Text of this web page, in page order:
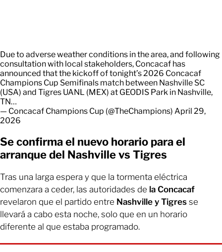
Due to adverse weather conditions in the area, and following
consultation with local stakeholders, Concacaf has
announced that the kickoff of tonight’s 2026 Concacaf
Champions Cup Semifinals match between Nashville SC
(USA) and Tigres UANL (MEX) at GEODIS Park in Nashville,
TN…
— Concacaf Champions Cup (@TheChampions) April 29,
2026
Se confirma el nuevo horario para el
arranque del Nashville vs Tigres
Tras una larga espera y que la tormenta eléctrica
comenzara a ceder, las autoridades de la Concacaf
revelaron que el partido entre Nashville y Tigres se
llevará a cabo esta noche, solo que en un horario
diferente al que estaba programado.